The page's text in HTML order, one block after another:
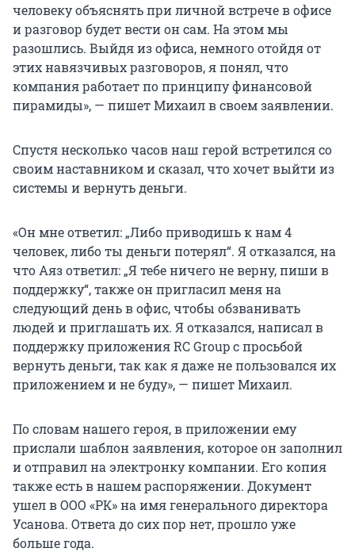
человеку объяснять при личной встрече в офисе
и разговор будет вести он сам. На этом мы
разошлись. Выйдя из офиса, немного отойдя от
этих навязчивых разговоров, я понял, что
компания работает по принципу финансовой
пирамиды», — пишет Михаил в своем заявлении.
Спустя несколько часов наш герой встретился со
своим наставником и сказал, что хочет выйти из
системы и вернуть деньги.
«Он мне ответил: „Либо приводишь к нам 4
человек, либо ты деньги потерял“. Я отказался, на
что Аяз ответил: „Я тебе ничего не верну, пиши в
поддержку“, также он пригласил меня на
следующий день в офис, чтобы обзванивать
людей и приглашать их. Я отказался, написал в
поддержку приложения RC Group с просьбой
вернуть деньги, так как я даже не пользовался их
приложением и не буду», — пишет Михаил.
По словам нашего героя, в приложении ему
прислали шаблон заявления, которое он заполнил
и отправил на электронку компании. Его копия
также есть в нашем распоряжении. Документ
ушел в ООО «РК» на имя генерального директора
Усанова. Ответа до сих пор нет, прошло уже
больше года.